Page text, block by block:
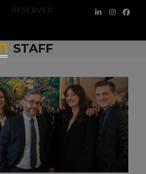
RÉSERVER
LinkedIn
STAFF